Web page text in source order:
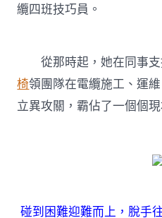
纜四班技巧員。
從那時起，她在同事支
椅領團隊在電纜施工、運
立異攻關，霸佔了一個個現
碰到困難迎難而上，脫手